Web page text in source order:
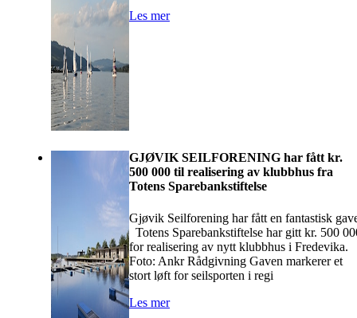
Les mer
GJØVIK SEILFORENING har fått kr.
500 000 til realisering av klubbhus fra
Totens Sparebankstiftelse
Gjøvik Seilforening har fått en fantastisk
Totens Sparebankstiftelse har gitt kr. 500
for realisering av nytt klubbhus i Fredevika.
Foto: Ankr Rådgivning Gaven markerer et
stort løft for seilsporten i regi
Les mer